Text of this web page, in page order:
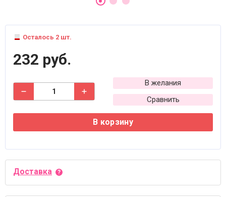
Осталось 2 шт.
232 руб.
В желания
Сравнить
В корзину
Доставка